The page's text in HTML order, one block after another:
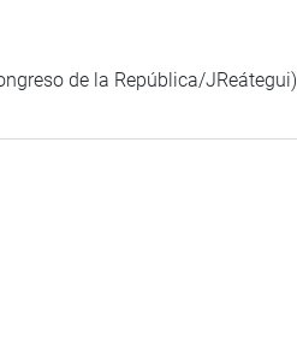
de la República/JReátegui)